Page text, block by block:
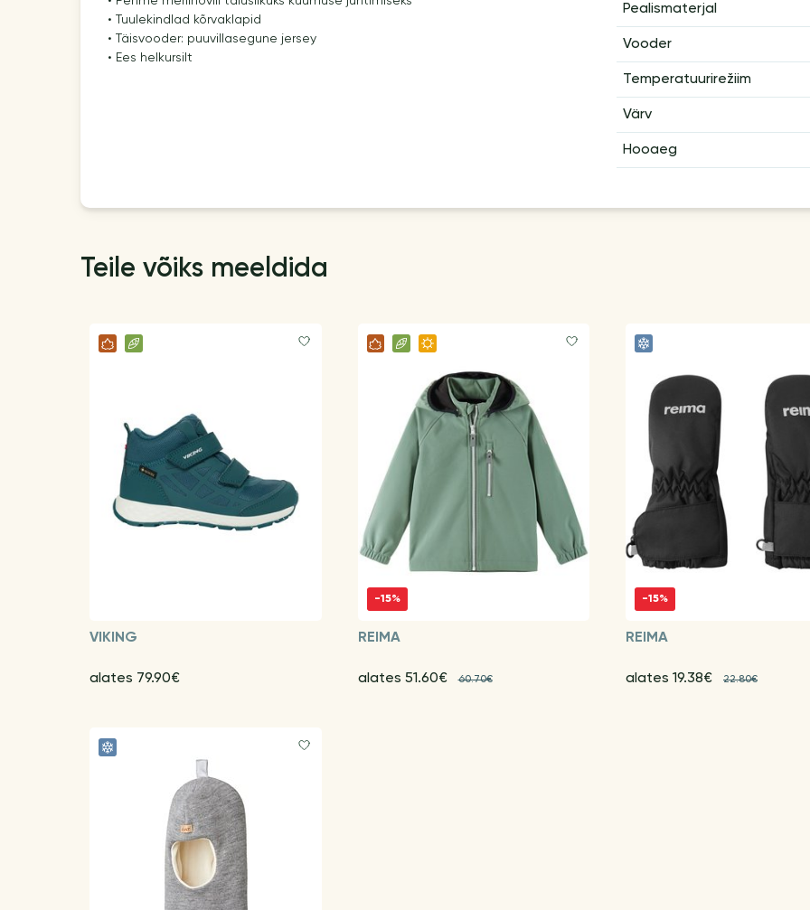
• Tuulekindlad kõrvaklapid
• Täisvooder: puuvillasegune jersey
• Ees helkursilt
Pealismaterjal
Vooder
Temperatuurirežiim
Värv
Hooaeg
Teile võiks meeldida
VIKING
alates 79.90€
-15%
REIMA
alates 51.60€ 60.70€
-15%
REIMA
alates 19.38€ 22.80€